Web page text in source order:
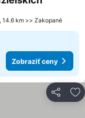
Zobraziť
14.6 km >> Zakopané
Zobraziť ceny
Zdieľať